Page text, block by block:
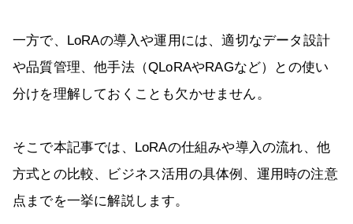
一方で、LoRAの導入や運用には、適切なデータ設計
や品質管理、他手法（QLoRAやRAGなど）との使い
分けを理解しておくことも欠かせません。
そこで本記事では、LoRAの仕組みや導入の流れ、他
方式との比較、ビジネス活用の具体例、運用時の注意
点までを一挙に解説します。